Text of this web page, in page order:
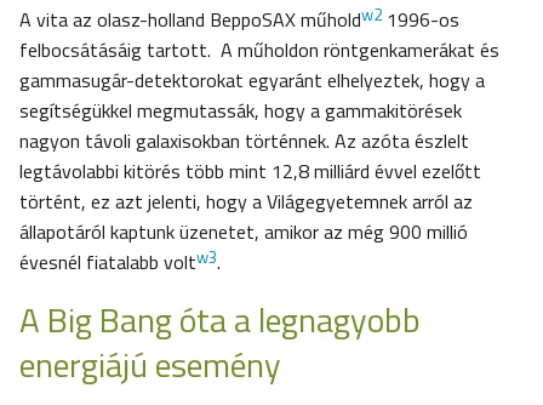
A vita az olasz-holland BeppoSAX műholdw21996-os
felbocsátásáig tartott. A műholdon röntgenkamerákat és
gammasugár-detektorokat egyaránt elhelyeztek, hogy a
segítségükkel megmutassák, hogy a gammakitörések
nagyon távoli galaxisokban történnek. Az azóta észlelt
legtávolabbi kitörés több mint 12,8 milliárd évvel ezelőtt
történt, ez azt jelenti, hogy a Világegyetemnek arról az
állapotáról kaptunk üzenetet, amikor az még 900 millió
évesnél fiatalabb voltw3.
A Big Bang óta a legnagyobb
energiájú esemény